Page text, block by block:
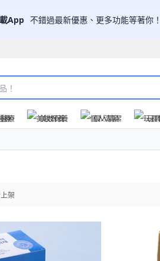
App 不錯過最新優惠、更多功能等著你！
療 美妝保養 個人清潔 玩
架